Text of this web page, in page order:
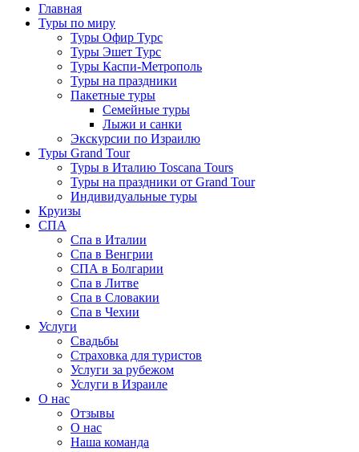
Главная
Туры по миру
Туры Офир Турс
Туры Эшет Турс
Туры Каспи-Метрополь
Туры на праздники
Пакетные туры
Семейные туры
Лыжи и санки
Экскурсии по Израилю
Туры Grand Tour
Туры в Италию Toscana Tours
Туры на праздники от Grand Tour
Индивидуальные туры
Круизы
СПА
Спа в Италии
Спа в Венгрии
СПА в Болгарии
Спа в Литве
Спа в Словакии
Спа в Чехии
Услуги
Свадьбы
Страховка для туристов
Услуги за рубежом
Услуги в Израиле
О нас
Отзывы
О нас
Наша команда